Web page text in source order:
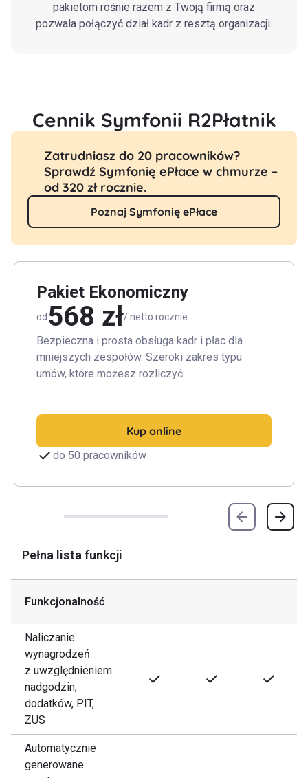
pakietom rośnie razem z Twoją firmą oraz
pozwala połączyć dział kadr z resztą organizacji.
Cennik Symfonii R2Płatnik
Zatrudniasz do 20 pracowników?
Sprawdź Symfonię ePłace w chmurze –
od 320 zł rocznie.
Poznaj Symfonię ePłace
Pakiet Ekonomiczny
od568 zł/ netto rocznie
Bezpieczna i prosta obsługa kadr i płac dla
mniejszych zespołów. Szeroki zakres typu
umów, które możesz rozliczyć.
Kup online
do 50 pracowników
Pełna lista funkcji
Funkcjonalność
Naliczanie
wynagrodzeń
z uwzględnieniem
nadgodzin,
dodatków, PIT,
ZUS
Automatycznie
generowane